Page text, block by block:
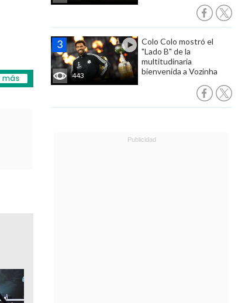
443
Colo Colo mostró el
"Lado B" de la
multitudinaria
bienvenida a Vozinha